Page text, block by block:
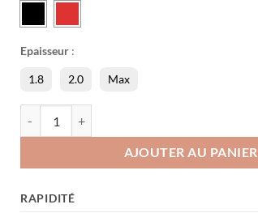
Epaisseur :
1.8 2.0 Max
AJOUTER AU PANIER
RAPIDITÉ